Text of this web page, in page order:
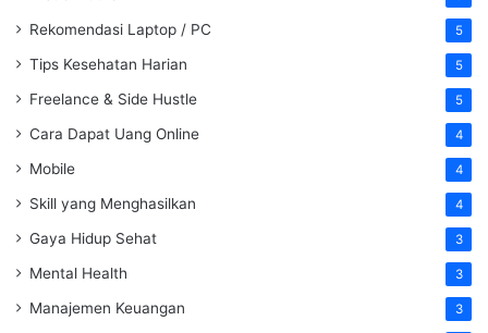
Rekomendasi Laptop / PC 5
Tips Kesehatan Harian 5
Freelance & Side Hustle 5
Cara Dapat Uang Online 4
Mobile 4
Skill yang Menghasilkan 4
Gaya Hidup Sehat 3
Mental Health 3
Manajemen Keuangan 3